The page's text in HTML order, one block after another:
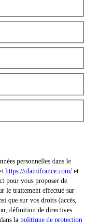
personnelles dans le
https://olamifrance.com/ et
pour vous proposer de
le traitement effectué sur
que sur vos droits (accès,
définition de directives
la politique de protection